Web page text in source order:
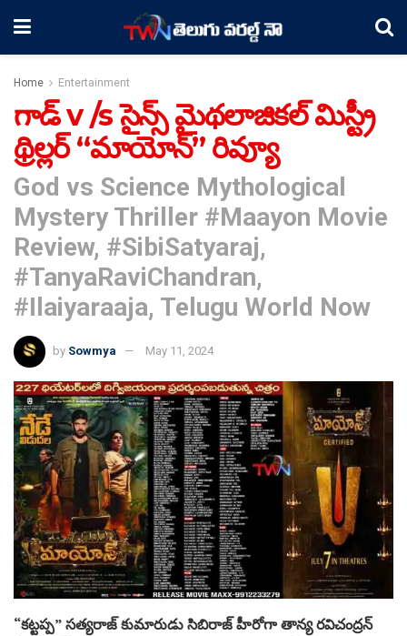
Home Entertainment
గాడ్ v /s సైన్స్ మైథలాజికల్ మిస్ట్రీ
థ్రిల్లర్ “మాయోన్” రివ్యూ
God vs Science Mythological
Mystery Thriller #Maayon Movie
Review, #SibiSatyaraj,
#TanyaRaviChandran,
#Ilaiyaraaja, Telugu World Now
by Sowmya May 11, 2024
“కట్టప్ప” సత్యరాజ్ కుమారుడు సిబిరాజ్ హీరోగా తాన్య రవిచంద్రన్